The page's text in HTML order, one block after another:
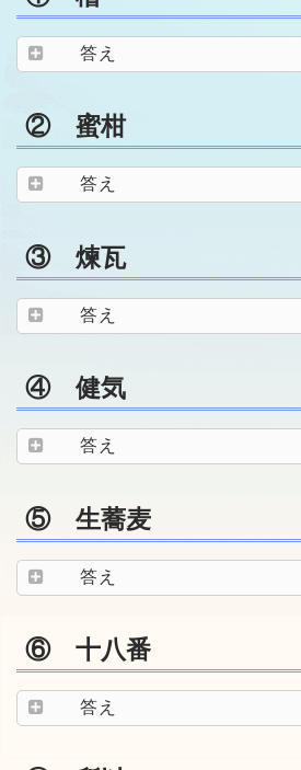
答え
② 蜜柑
答え
③ 煉瓦
答え
④ 健気
答え
⑤ 生蕎麦
答え
⑥ 十八番
答え